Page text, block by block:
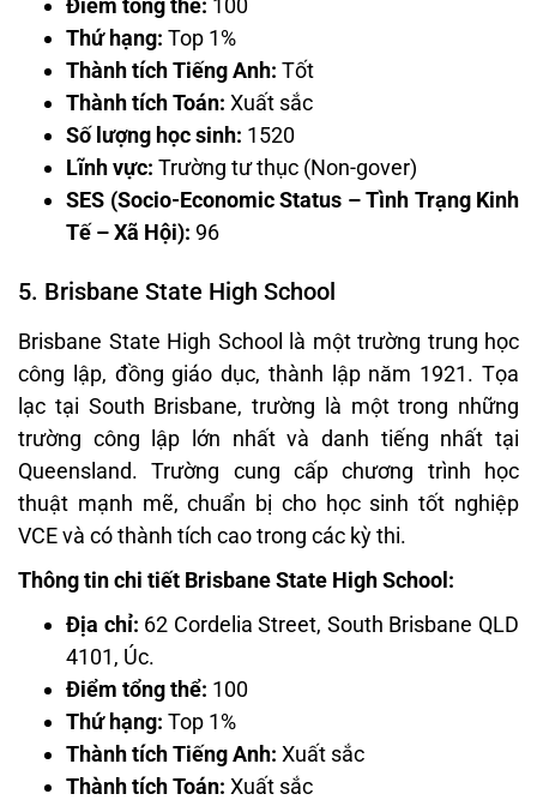
Điểm tổng thể: 100
Thứ hạng: Top 1%
Thành tích Tiếng Anh: Tốt
Thành tích Toán: Xuất sắc
Số lượng học sinh: 1520
Lĩnh vực: Trường tư thục (Non-gover)
SES (Socio-Economic Status – Tình Trạng Kinh
Tế – Xã Hội): 96
5. Brisbane State High School
Brisbane State High School là một trường trung học
công lập, đồng giáo dục, thành lập năm 1921. Tọa
lạc tại South Brisbane, trường là một trong những
trường công lập lớn nhất và danh tiếng nhất tại
Queensland. Trường cung cấp chương trình học
thuật mạnh mẽ, chuẩn bị cho học sinh tốt nghiệp
VCE và có thành tích cao trong các kỳ thi.
Thông tin chi tiết Brisbane State High School:
Địa chỉ: 62 Cordelia Street, South Brisbane QLD
4101, Úc.
Điểm tổng thể: 100
Thứ hạng: Top 1%
Thành tích Tiếng Anh: Xuất sắc
Thành tích Toán: Xuất sắc